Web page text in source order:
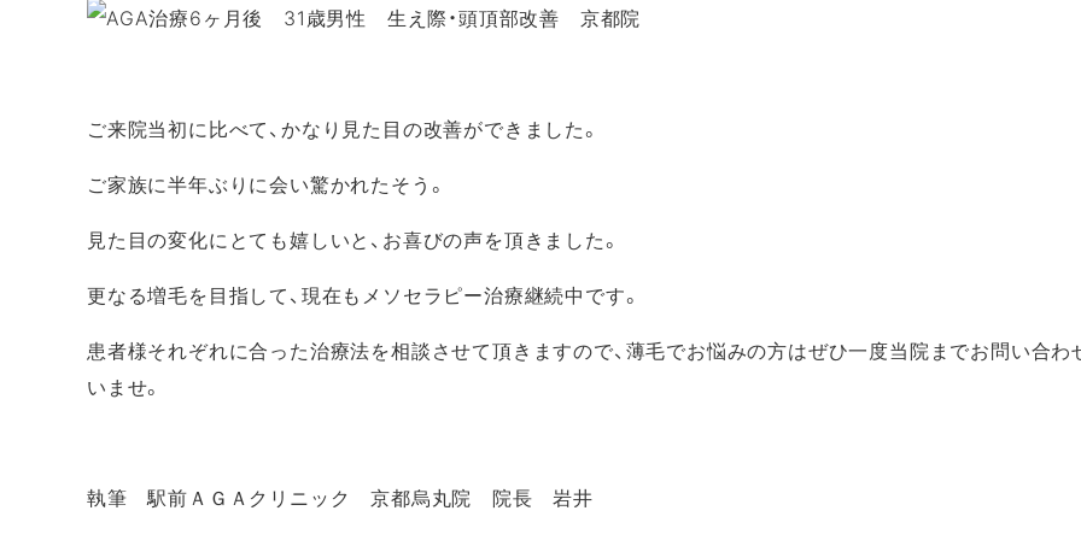
ご来院当初に比べて、かなり見た目の改善ができました。
ご家族に半年ぶりに会い驚かれたそう。
見た目の変化にとても嬉しいと、お喜びの声を頂きました。
更なる増毛を目指して、現在もメソセラピー治療継続中です。
患者様それぞれに合った治療法を相談させて頂きますので、薄毛でお悩みの方はぜひ一度当院までお問い合わ
いませ。
執筆 駅前ＡＧＡクリニック 京都烏丸院 院長 岩井